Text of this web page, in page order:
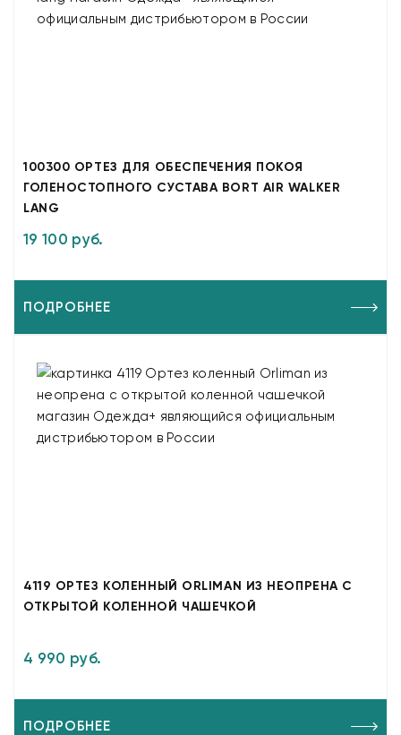
100300 ОРТЕЗ ДЛЯ ОБЕСПЕЧЕНИЯ ПОКОЯ
ГОЛЕНОСТОПНОГО СУСТАВА BORT AIR WALKER
LANG
19 100 руб.
ПОДРОБНЕЕ
4119 ОРТЕЗ КОЛЕННЫЙ ORLIMAN ИЗ НЕОПРЕНА С
ОТКРЫТОЙ КОЛЕННОЙ ЧАШЕЧКОЙ
4 990 руб.
ПОДРОБНЕЕ